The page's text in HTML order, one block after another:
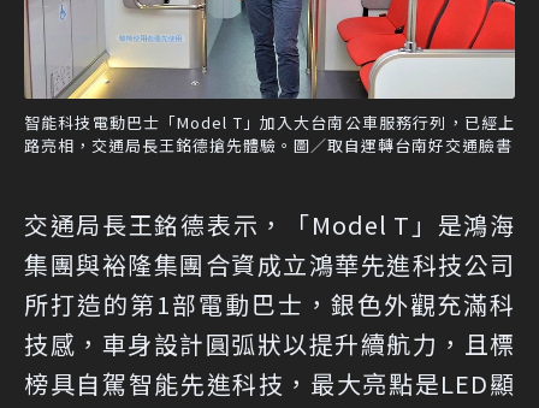
智能科技電動巴士「Model T」加入大台南公車服務行列，已經上
路亮相，交通局長王銘德搶先體驗。圖／取自運轉台南好交通臉書
交通局長王銘德表示，「Model T」是鴻海
集團與裕隆集團合資成立鴻華先進科技公司
所打造的第1部電動巴士，銀色外觀充滿科
技感，車身設計圓弧狀以提升續航力，且標
榜具自駕智能先進科技，最大亮點是LED顯